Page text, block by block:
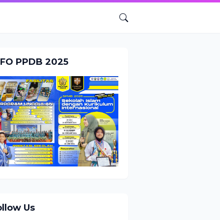
PPDB 2025
Us